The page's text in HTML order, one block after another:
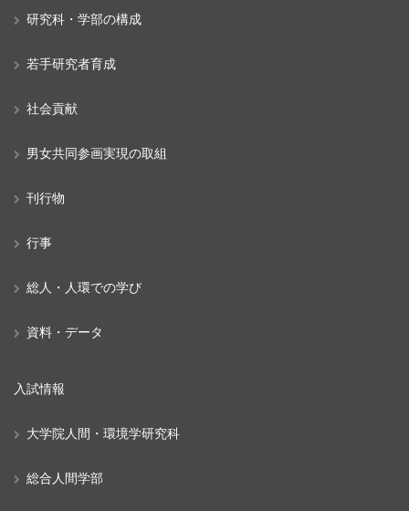
研究科・学部の構成
若手研究者育成
社会貢献
男女共同参画実現の取組
刊行物
行事
総人・人環での学び
資料・データ
入試情報
大学院人間・環境学研究科
総合人間学部